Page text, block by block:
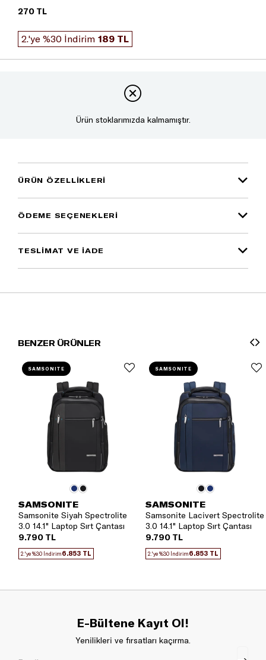
270 TL
2.'ye %30 İndirim 189 TL
Ürün stoklarımızda kalmamıştır.
ÜRÜN ÖZELLIKLERI
ÖDEME SEÇENEKLERI
TESLİMAT VE İADE
BENZER ÜRÜNLER
SAMSONITE
Samsonite Siyah Spectrolite
3.0 14.1" Laptop Sırt Çantası
9.790 TL
2.'ye %30 İndirim6.853 TL
SAMSONITE
SAMSONITE
Samsonite Lacivert Spectrolite
3.0 14.1" Laptop Sırt Çantası
9.790 TL
2.'ye %30 İndirim6.853 TL
SAMSONITE
E-Bültene Kayıt Ol!
Yenilikleri ve fırsatları kaçırma.